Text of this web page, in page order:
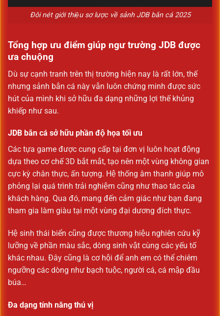
Đôi nét giới thiệu sơ lược về sảnh JDB bắn cá 2025
Tổng hợp ưu điểm giúp ngư trường JDB được
ưa chuộng
Dù sự cạnh tranh trên thị trường hiện nay là rất lớn, thế
nhưng sảnh bắn cá này vẫn luôn chứng minh được sức
hút của mình khi sở hữu đa dạng những lợi thế khủng
khiếp như sau.
JDB bắn cá sở hữu phần độ họa tối ưu
Các tựa game được cung cấp tại đơn vị luôn hoạt động
dựa theo cơ chế 3D bắt mắt, tạo nên một vùng không gian
cực kỳ chân thực, ấn tượng. Hệ thống âm thanh giúp mô
phỏng lại quá trình trải nghiệm cũng như thao tác của
khách hàng. Qua đó, mang đến cảm giác như bạn đang
tham gia làm giàu tại một vùng đại dương đích thực.
Hệ sinh thái biển cũng được thương hiệu nghiên cứu kỹ
lưỡng về phần màu sắc, dòng sinh vật cùng các yếu tố
khác nhau. Đây cũng là cơ hội để anh em có thể chiêm
ngưỡng các dòng như bạch tuộc, người cá, cá mập đầu
búa…
Đa dạng tính năng thú vị